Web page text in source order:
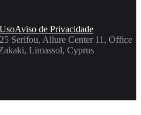
Aviso de Privacidade
Serifou, Allure Center 11, Office
Limassol, Cyprus